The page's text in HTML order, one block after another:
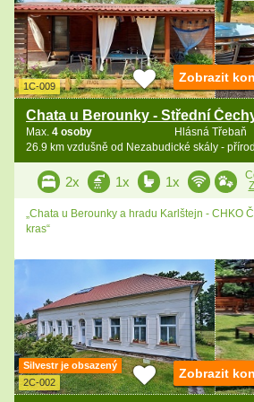
1C-009
Hlásná Třebaň
Max. 4 osoby
Zobrazit
2x 1x 1x
„Chata u Berounky a hradu Karlštejn - CHKO
kras“
Silvestr je obsazený
2C-002
Zobrazit